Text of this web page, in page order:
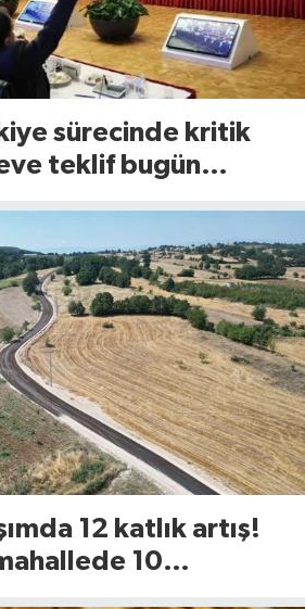
sürecinde kritik
teklif bugün
12 katlık artış!
10